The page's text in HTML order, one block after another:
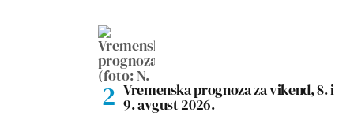
Vremenska prognoza za vikend, 8. i
9. avgust 2026.